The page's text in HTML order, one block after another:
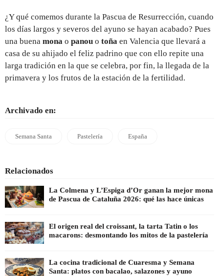
¿Y qué comemos durante la Pascua de Resurrección, cuando
los días largos y severos del ayuno se hayan acabado? Pues
una buena mona o panou o toña en Valencia que llevará a
casa de su ahijado el feliz padrino que con ello repite una
larga tradición en la que se celebra, por fin, la llegada de la
primavera y los frutos de la estación de la fertilidad.
Archivado en:
Semana Santa Pastelería España
Relacionados
La Colmena y L’Espiga d’Or ganan la mejor mona
de Pascua de Cataluña 2026: qué las hace únicas
El origen real del croissant, la tarta Tatin o los
macarons: desmontando los mitos de la pastelería
La cocina tradicional de Cuaresma y Semana
Santa: platos con bacalao, salazones y ayuno